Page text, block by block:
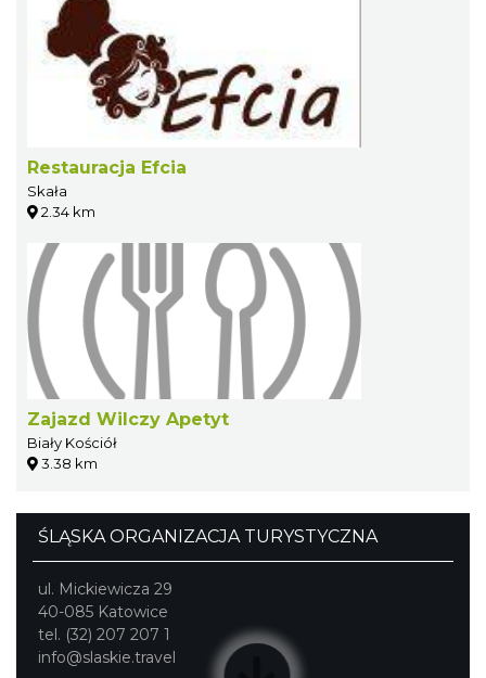
Restauracja Efcia
Skała
2.34 km
Zajazd Wilczy Apetyt
Biały Kościół
3.38 km
ŚLĄSKA ORGANIZACJA TURYSTYCZNA
ul. Mickiewicza 29
40-085 Katowice
tel. (32) 207 207 1
info@slaskie.travel